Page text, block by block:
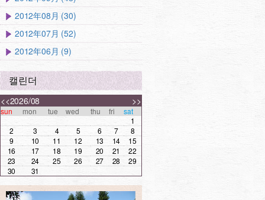
2012年08月 (30)
2012年07月 (52)
2012年06月 (9)
캘린더
<< >>
2026/08
sun mon tue wed thu fri
sat
1
2
3 4 5 6 7
8
9
10 11 12 13 14
15
16
17 18 19 20 21
22
23
24 25 26 27 28
29
30
31